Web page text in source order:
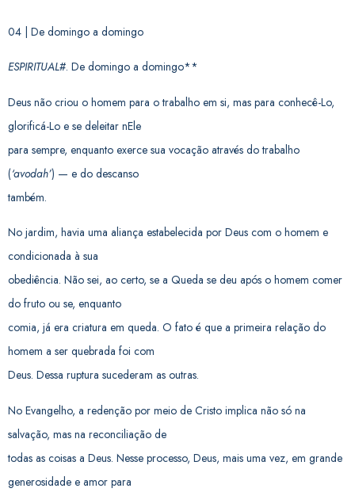
04 | De domingo a domingo
ESPIRITUAL#. De domingo a domingo**
Deus não criou o homem para o trabalho em si, mas para conhecê-Lo,
glorificá-Lo e se deleitar nEle
para sempre, enquanto exerce sua vocação através do trabalho
(‘avodah’) — e do descanso
também.
No jardim, havia uma aliança estabelecida por Deus com o homem e
condicionada à sua
obediência. Não sei, ao certo, se a Queda se deu após o homem comer
do fruto ou se, enquanto
comia, já era criatura em queda. O fato é que a primeira relação do
homem a ser quebrada foi com
Deus. Dessa ruptura sucederam as outras.
No Evangelho, a redenção por meio de Cristo implica não só na
salvação, mas na reconciliação de
todas as coisas a Deus. Nesse processo, Deus, mais uma vez, em grande
generosidade e amor para